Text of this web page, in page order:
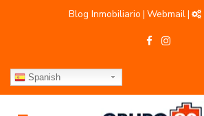
Blog Inmobiliario | Webmail|
Spanish